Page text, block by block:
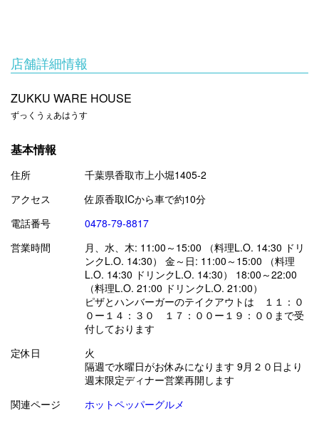
店舗詳細情報
ZUKKU WARE HOUSE
ずっくうぇあはうす
基本情報
住所
千葉県香取市上小堀1405-2
アクセス
佐原香取ICから車で約10分
電話番号
0478-79-8817
営業時間
月、水、木: 11:00～15:00 （料理L.O. 14:30 ドリ
ンクL.O. 14:30） 金～日: 11:00～15:00 （料理
L.O. 14:30 ドリンクL.O. 14:30） 18:00～22:00
（料理L.O. 21:00 ドリンクL.O. 21:00）
ピザとハンバーガーのテイクアウトは １１：０
０ー１４：３０ １７：００ー１９：００まで受
付しております
定休日
火
隔週で水曜日がお休みになります 9月２０日より
週末限定ディナー営業再開します
関連ページ
ホットペッパーグルメ